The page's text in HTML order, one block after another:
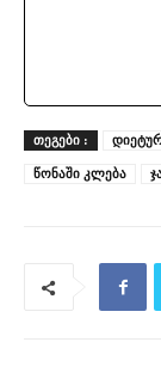
ᲗᲔᲒᲔᲑᲘ :
წონაში კლება